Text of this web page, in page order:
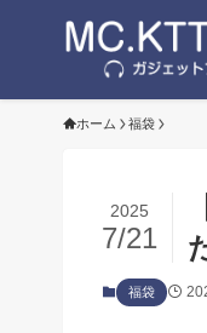
ホーム 福袋
2025
7/21
福袋